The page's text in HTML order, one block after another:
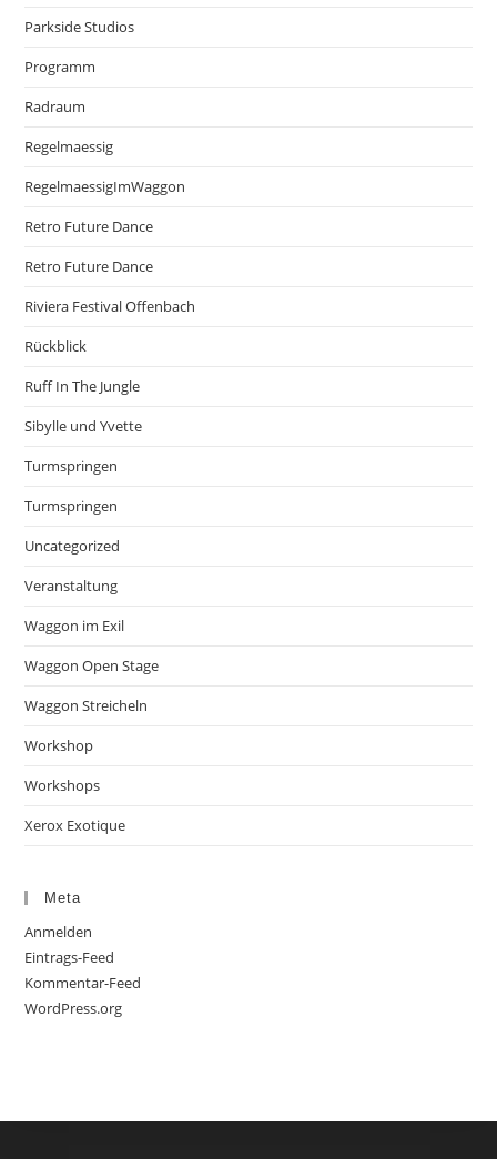
Parkside Studios
Programm
Radraum
Regelmaessig
RegelmaessigImWaggon
Retro Future Dance
Retro Future Dance
Riviera Festival Offenbach
Rückblick
Ruff In The Jungle
Sibylle und Yvette
Turmspringen
Turmspringen
Uncategorized
Veranstaltung
Waggon im Exil
Waggon Open Stage
Waggon Streicheln
Workshop
Workshops
Xerox Exotique
Meta
Anmelden
Eintrags-Feed
Kommentar-Feed
WordPress.org